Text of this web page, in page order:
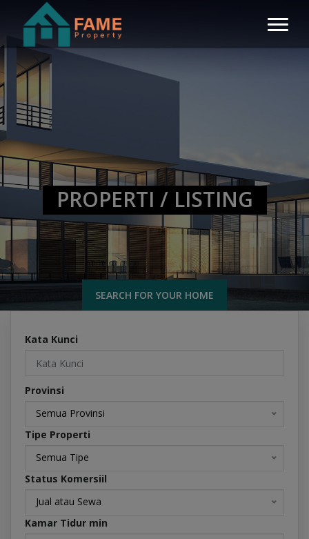
PROPERTI / LISTING
SEARCH FOR YOUR HOME
Kata Kunci
Provinsi
Semua Provinsi
Tipe Properti
Semua Tipe
Status Komersiil
Jual atau Sewa
Kamar Tidur min